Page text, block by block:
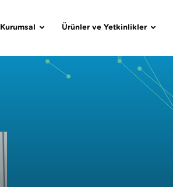
Kurumsal Ürünler ve Yetkinlikler